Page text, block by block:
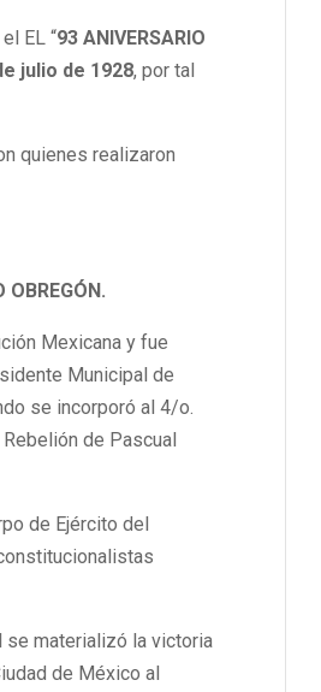
EL “93 ANIVERSARIO
julio de 1928, por tal
quienes realizaron
OBREGÓN.
Mexicana y fue
Municipal de
se incorporó al 4/o.
de Pascual
de Ejército del
se materializó la victoria
de México al